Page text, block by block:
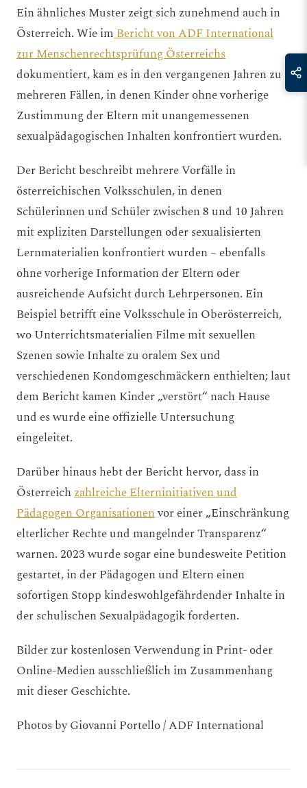
Ein ähnliches Muster zeigt sich zunehmend auch in
Österreich. Wie imBericht von ADF International
zur Menschenrechtsprüfung Österreichs
dokumentiert, kam es in den vergangenen Jahren zu
mehreren Fällen, in denen Kinder ohne vorherige
Zustimmung der Eltern mit unangemessenen
sexualpädagogischen Inhalten konfrontiert wurden.
Der Bericht beschreibt mehrere Vorfälle in
österreichischen Volksschulen, in denen
Schülerinnen und Schüler zwischen 8 und 10 Jahren
mit expliziten Darstellungen oder sexualisierten
Lernmaterialien konfrontiert wurden – ebenfalls
ohne vorherige Information der Eltern oder
ausreichende Aufsicht durch Lehrpersonen. Ein
Beispiel betrifft eine Volksschule in Oberösterreich,
wo Unterrichtsmaterialien Filme mit sexuellen
Szenen sowie Inhalte zu oralem Sex und
verschiedenen Kondomgeschmäckern enthielten; laut
dem Bericht kamen Kinder „verstört“ nach Hause
und es wurde eine offizielle Untersuchung
eingeleitet.
Darüber hinaus hebt der Bericht hervor, dass in
Österreichzahlreiche Elterninitiativen und
Pädagogen Organisationenvor einer „Einschränkung
elterlicher Rechte und mangelnder Transparenz“
warnen. 2023 wurde sogar eine bundesweite Petition
gestartet, in der Pädagogen und Eltern einen
sofortigen Stopp kindeswohlgefährdender Inhalte in
der schulischen Sexualpädagogik forderten.
Bilder zur kostenlosen Verwendung in Print- oder
Online-Medien ausschließlich im Zusammenhang
mit dieser Geschichte.
Photos by Giovanni Portello / ADF International